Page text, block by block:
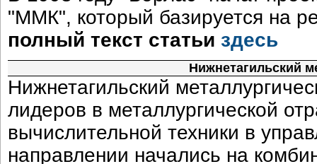
"ММК", который базируется на
полный текст статьи здесь
Нижнетагильский
Нижнетагильский
лидеров в металлургической
вычислительной техники в
направлении начались на